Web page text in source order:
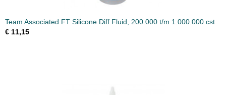
Team Associated FT Silicone Diff Fluid, 200.000 t/m 1.000.000 cst
€ 11,15